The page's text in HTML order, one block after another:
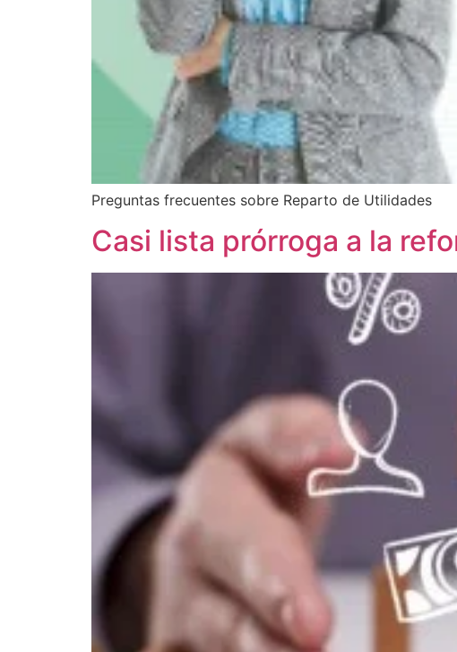
Preguntas frecuentes sobre Reparto de Utilidades
Casi lista prórroga a la